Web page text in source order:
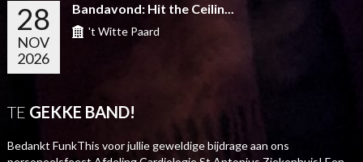
28
NOV
2026
Bandavond: Hit the Ceilin...
't Witte Paard
TE GEKKE BAND!
Bedankt FunkThis voor jullie geweldige bijdrage aan ons